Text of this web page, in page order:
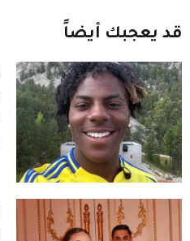
قد يعجبك أيضاً